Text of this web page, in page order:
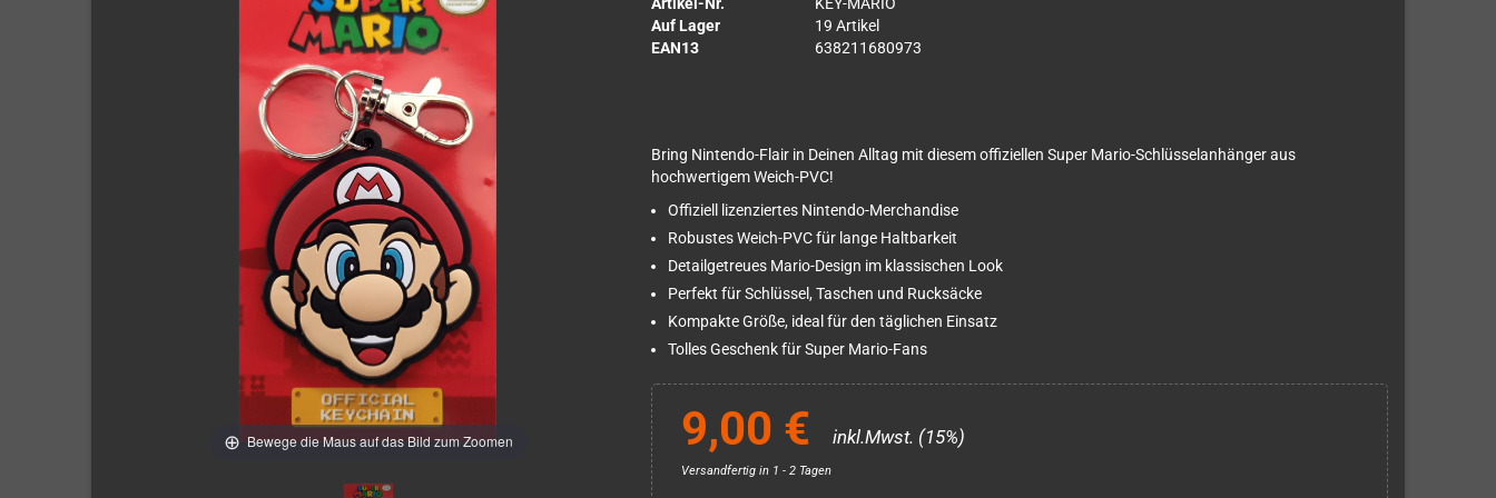
Bewege die Maus auf das Bild zum Zoomen
Artikel-Nr.
KEY-MARIO
Auf Lager
19 Artikel
EAN13
638211680973
Bring Nintendo-Flair in Deinen Alltag mit diesem offiziellen Super Mario-Schlüsselanhänger aus
hochwertigem Weich-PVC!
Offiziell lizenziertes Nintendo-Merchandise
Robustes Weich-PVC für lange Haltbarkeit
Detailgetreues Mario-Design im klassischen Look
Perfekt für Schlüssel, Taschen und Rucksäcke
Kompakte Größe, ideal für den täglichen Einsatz
Tolles Geschenk für Super Mario-Fans
9,00 € inkl.Mwst. (15%)
Versandfertig in 1 - 2 Tagen